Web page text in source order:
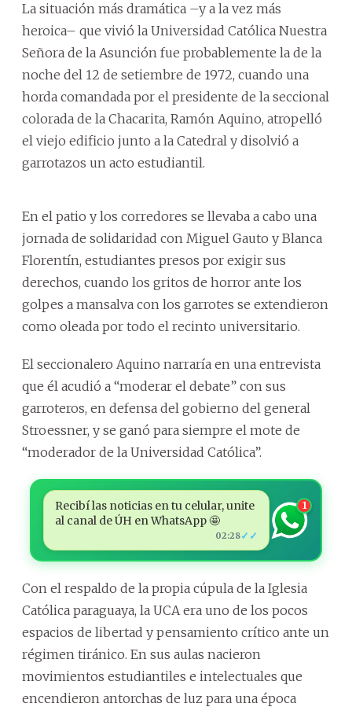
La situación más dramática –y a la vez más
heroica– que vivió la Universidad Católica Nuestra
Señora de la Asunción fue probablemente la de la
noche del 12 de setiembre de 1972, cuando una
horda comandada por el presidente de la seccional
colorada de la Chacarita, Ramón Aquino, atropelló
el viejo edificio junto a la Catedral y disolvió a
garrotazos un acto estudiantil.
En el patio y los corredores se llevaba a cabo una
jornada de solidaridad con Miguel Gauto y Blanca
Florentín, estudiantes presos por exigir sus
derechos, cuando los gritos de horror ante los
golpes a mansalva con los garrotes se extendieron
como oleada por todo el recinto universitario.
El seccionalero Aquino narraría en una entrevista
que él acudió a “moderar el debate” con sus
garroteros, en defensa del gobierno del general
Stroessner, y se ganó para siempre el mote de
“moderador de la Universidad Católica”.
Recibí las noticias en tu celular, unite
al canal de ÚH en WhatsApp 🤩
02:28✓✓
1
Con el respaldo de la propia cúpula de la Iglesia
Católica paraguaya, la UCA era uno de los pocos
espacios de libertad y pensamiento crítico ante un
régimen tiránico. En sus aulas nacieron
movimientos estudiantiles e intelectuales que
encendieron antorchas de luz para una época